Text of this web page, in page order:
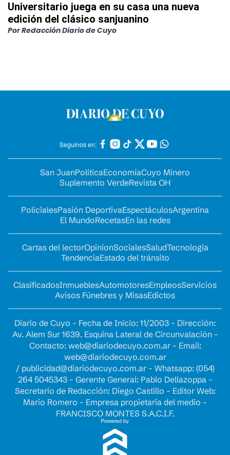
Universitario juega en su casa una nueva
edición del clásico sanjuanino
PorRedacción Diario de Cuyo
Seguinos en:
San JuanPolíticaEconomíaCuyo Minero
Suplemento VerdeRevista OH
PolicialesPasión DeportivaEspectáculosArgentina
El MundoRecetasEn las redes
Cartas del lectorOpinionSocialesSaludTecnología
TendenciaEstado del tránsito
ClasificadosInmueblesAutomotoresEmpleosServicios
Avisos Fúnebres y MisasEdictos
Diario de Cuyo - Fecha de Inicio: 11/2003 - Dirección:
Av. Alem Sur 1639. Esquina Lateral de Circunvalación -
Contacto: web@diariodecuyo.com.ar- Email:
web@diariodecuyo.com.ar
/ publicidad@diariodecuyo.com.ar- Whatsapp: (054)
264 5045343 - Gerente General: Pablo Dellazoppa -
Secretario de Redacción: Diego Castillo - Editor Web:
Mario Romero - Empresa propietaria del medio -
FRANCISCO MONTES S.A.C.I.F.